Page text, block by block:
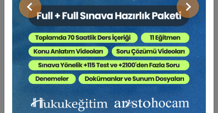
Önceki Sonraki
belli iken varsayımlara dayanılamaz” evrensel ilkesinin bir
gereğidir. Yargıtay’ın elli yılı aşan kararları bu yöndedir; evlenme
şans oranı, hüküm tarihine en yakın rapor tarihindeki durumlara
(dul eşin hâlâ evlenmemiş olmasına) göre belirlenecektir.
4- Küçük çocukların destekliğinde “yetiştirme giderleri”
indirimi
a) Uygulamada, küçük yaşta ölen çocukların ana babalarına
destekliği, çalışıp kazanç elde etmeye başlayacakları varsayılan
18 yaşından başlatılmakta; o yaşa gelinceye kadar ana babanın